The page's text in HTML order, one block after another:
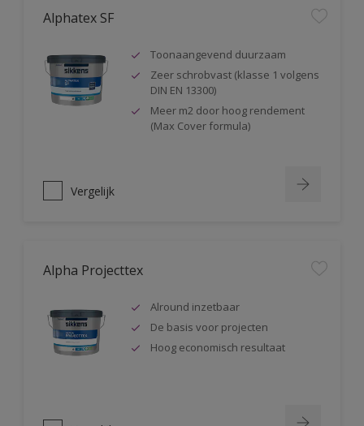
Alphatex SF
Toonaangevend duurzaam
Zeer schrobvast (klasse 1 volgens
DIN EN 13300)
Meer m2 door hoog rendement
(Max Cover formula)
Vergelijk
Alpha Projecttex
Alround inzetbaar
De basis voor projecten
Hoog economisch resultaat